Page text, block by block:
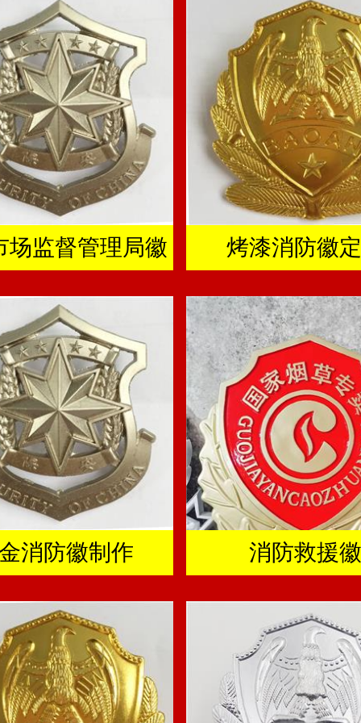
场监督管理局徽 烤漆消防徽
消防徽制作 消防救援徽